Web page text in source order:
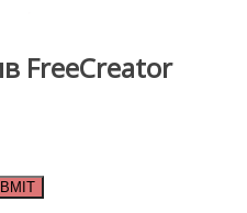
FreeCreator